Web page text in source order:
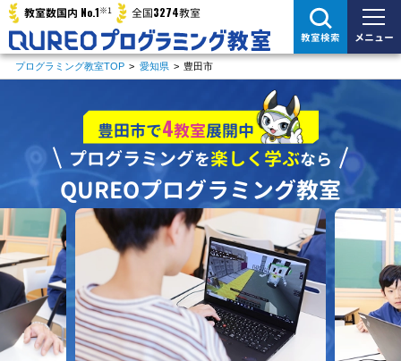
教室数国内 No.1※1 全国3274教室
教室検索 メニュー
プログラミング教室TOP > 愛知県 > 豊田市
豊田市で4教室展開中
プログラミングを楽しく学ぶなら
QUREOプログラミング教室